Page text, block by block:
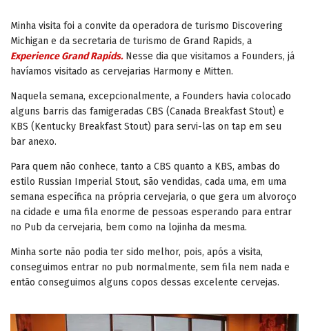
Minha visita foi a convite da operadora de turismo Discovering
Michigan e da secretaria de turismo de Grand Rapids, a
Experience Grand Rapids.Nesse dia que visitamos a Founders, já
havíamos visitado as cervejarias Harmony e Mitten.
Naquela semana, excepcionalmente, a Founders havia colocado
alguns barris das famigeradas CBS (Canada Breakfast Stout) e
KBS (Kentucky Breakfast Stout) para servi-las on tap em seu
bar anexo.
Para quem não conhece, tanto a CBS quanto a KBS, ambas do
estilo Russian Imperial Stout, são vendidas, cada uma, em uma
semana específica na própria cervejaria, o que gera um alvoroço
na cidade e uma fila enorme de pessoas esperando para entrar
no Pub da cervejaria, bem como na lojinha da mesma.
Minha sorte não podia ter sido melhor, pois, após a visita,
conseguimos entrar no pub normalmente, sem fila nem nada e
então conseguimos alguns copos dessas excelente cervejas.